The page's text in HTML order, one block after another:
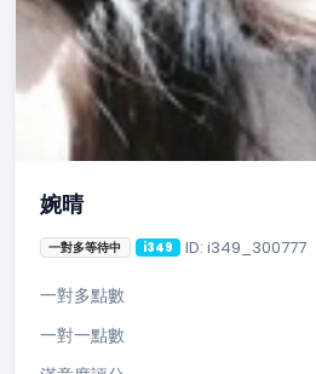
婉晴
一對多等待中 i349 ID: i349_300777
一對多點數
一對一點數